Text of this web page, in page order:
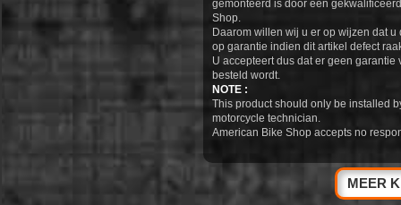
gemonteerd is door een
Shop.
Daarom willen wij u er op wijzen dat
op garantie indien dit artikel defect
U accepteert dus dat er geen
besteld wordt.
NOTE :
This product should only be installed
motorcycle technician.
American Bike Shop accepts no
MEER